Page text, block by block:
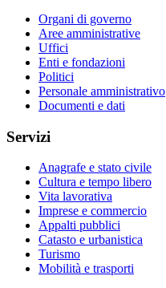
Organi di governo
Aree amministrative
Uffici
Enti e fondazioni
Politici
Personale amministrativo
Documenti e dati
Servizi
Anagrafe e stato civile
Cultura e tempo libero
Vita lavorativa
Imprese e commercio
Appalti pubblici
Catasto e urbanistica
Turismo
Mobilità e trasporti